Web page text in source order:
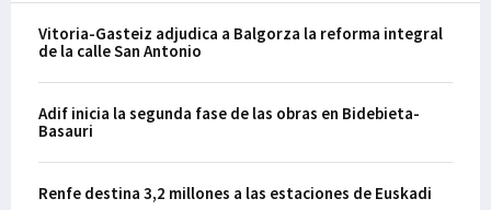
Vitoria-Gasteiz adjudica a Balgorza la reforma integral
de la calle San Antonio
Adif inicia la segunda fase de las obras en Bidebieta-
Basauri
Renfe destina 3,2 millones a las estaciones de Euskadi